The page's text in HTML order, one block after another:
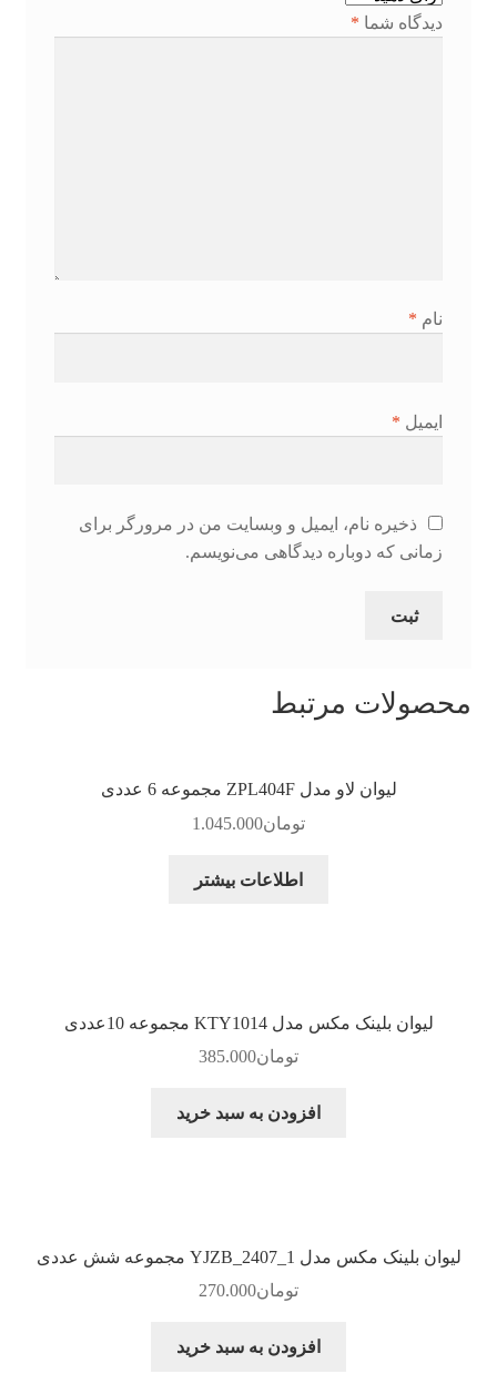
دیدگاه شما *
نام *
ایمیل *
ذخیره نام، ایمیل و وبسایت من در مرورگر برای
زمانی که دوباره دیدگاهی می‌نویسم.
محصولات مرتبط
لیوان لاو مدل ZPL404F مجموعه 6 عددی
تومان1.045.000
اطلاعات بیشتر
لیوان بلینک مکس مدل KTY1014 مجموعه 10عددی
تومان385.000
افزودن به سبد خرید
لیوان بلینک مکس مدل YJZB_2407_1 مجموعه شش عددی
تومان270.000
افزودن به سبد خرید